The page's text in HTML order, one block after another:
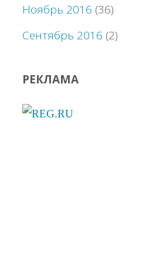
Ноябрь 2016 (36)
Сентябрь 2016 (2)
РЕКЛАМА